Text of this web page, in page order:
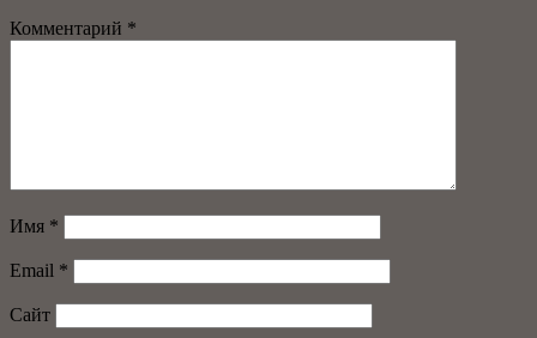
Комментарий *
Имя *
Email *
Сайт